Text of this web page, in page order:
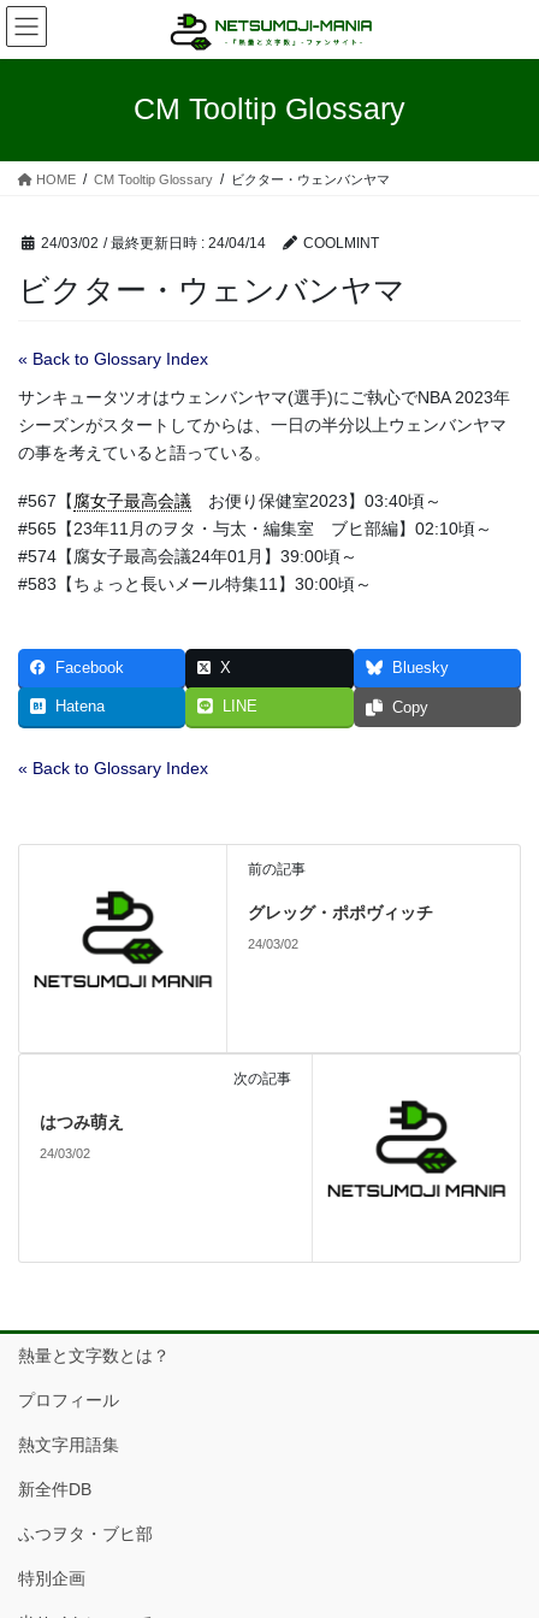
コ
ン
テ
ス
ナ
ビ
ゲ
ン
CM Tooltip Glossary
HOME CM Tooltip Glossary ビクター・ウェンバンヤマ
24/03/02 / 最終更新日時 : 24/04/14 COOLMINT
ビクター・ウェンバンヤマ
« Back to Glossary Index
サンキュータツオはウェンバンヤマ(選手)にご執心でNBA 2023年
シーズンがスタートしてからは、一日の半分以上ウェンバンヤマ
の事を考えていると語っている。
#567【腐女子最高会議 お便り保健室2023】03:40頃～
#565【23年11月のヲタ・与太・編集室 ブヒ部編】02:10頃～
#574【腐女子最高会議24年01月】39:00頃～
#583【ちょっと長いメール特集11】30:00頃～
Facebook X Bluesky
Hatena LINE Copy
« Back to Glossary Index
前の記事
グレッグ・ポポヴィッチ
24/03/02
次の記事
はつみ萌え
24/03/02
熱量と文字数とは？
プロフィール
熱文字用語集
新全件DB
ふつヲタ・ブヒ部
特別企画